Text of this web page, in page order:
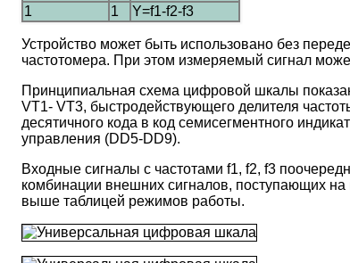
1
1 Y=f1-f2-f3
Устройство может быть использовано без
частотомера. При этом измеряемый сигнал
Принципиальная схема цифровой шкалы
VT1- VT3, быстродействующего делителя
десятичного кода в код семисегментного
управления (DD5-DD9).
Входные сигналы с частотами f1, f2, f3
комбинации внешних сигналов, поступающих на
выше таблицей режимов работы.